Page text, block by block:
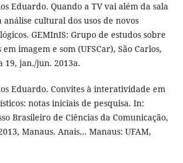
Eduardo. Quando a TV vai além da sala
cultural dos usos de novos
GEMInIS: Grupo de estudos sobre
imagem e som (UFSCar), São Carlos,
19, jan./jun. 2013a.
Eduardo. Convites à interatividade em
notas iniciais de pesquisa. In:
Brasileiro de Ciências da Comunicação,
Manaus. Anais... Manaus: UFAM,